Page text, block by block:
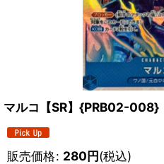
マルコ【SR】{PRB02-008}
販売価格: 280円(税込)